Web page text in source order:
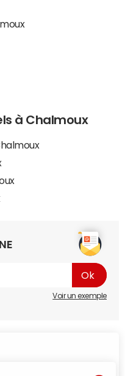
à Chalmoux
Voir un exemple